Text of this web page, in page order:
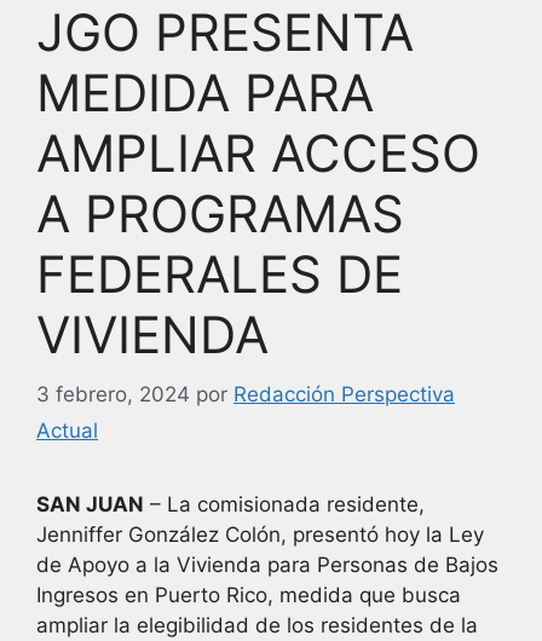
JGO PRESENTA
MEDIDA PARA
AMPLIAR ACCESO
A PROGRAMAS
FEDERALES DE
VIVIENDA
3 febrero, 2024 por Redacción Perspectiva
Actual
SAN JUAN – La comisionada residente,
Jenniffer González Colón, presentó hoy la Ley
de Apoyo a la Vivienda para Personas de Bajos
Ingresos en Puerto Rico, medida que busca
ampliar la elegibilidad de los residentes de la